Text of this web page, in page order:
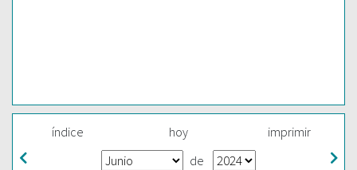
índice hoy imprimir
de